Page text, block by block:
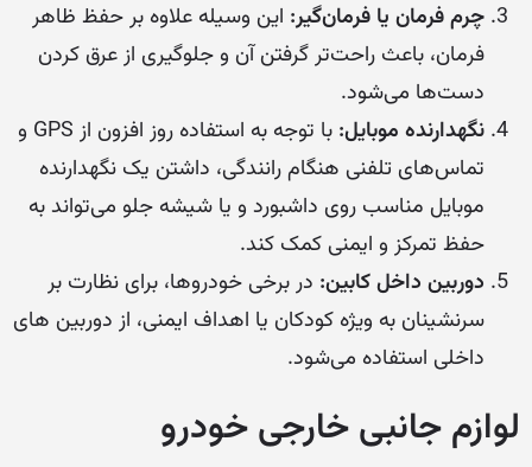
چرم فرمان یا فرمان‌گیر: این وسیله علاوه بر حفظ ظاهر
فرمان، باعث راحت‌تر گرفتن آن و جلوگیری از عرق کردن
دست‌ها می‌شود.
نگهدارنده موبایل:
با توجه به استفاده روز افزون از GPS و
تماس‌های تلفنی هنگام رانندگی، داشتن یک نگهدارنده
موبایل مناسب روی داشبورد و یا شیشه جلو می‌تواند به
حفظ تمرکز و ایمنی کمک کند.
دوربین داخل کابین: در برخی خودروها، برای نظارت بر
سرنشینان به ویژه کودکان یا اهداف ایمنی، از دوربین های
داخلی استفاده می‌شود.
لوازم جانبی خارجی خودرو